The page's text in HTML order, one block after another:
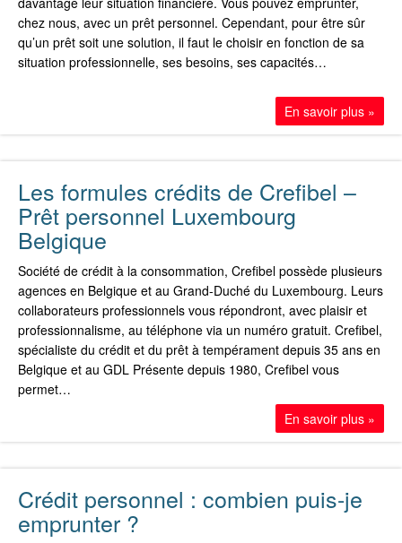
chez nous, avec un prêt personnel. Cependant, pour être sûr
qu’un prêt soit une solution, il faut le choisir en fonction de sa
situation professionnelle, ses besoins, ses capacités…
En savoir plus »
Les formules crédits de Crefibel –
Prêt personnel Luxembourg
Belgique
Société de crédit à la consommation, Crefibel possède plusieurs
agences en Belgique et au Grand-Duché du Luxembourg. Leurs
collaborateurs professionnels vous répondront, avec plaisir et
professionnalisme, au téléphone via un numéro gratuit. Crefibel,
spécialiste du crédit et du prêt à tempérament depuis 35 ans en
Belgique et au GDL Présente depuis 1980, Crefibel vous
permet…
En savoir plus »
Crédit personnel : combien puis-je
emprunter ?